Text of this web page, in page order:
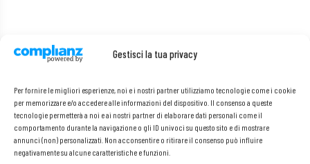
Gestisci la tua privacy
Per fornire le migliori esperienze, noi e i nostri partner utilizziamo tecnologie come i cookie
per memorizzare e/o accedere alle informazioni del dispositivo. Il consenso a queste
tecnologie permetterà a noi e ai nostri partner di elaborare dati personali come il
comportamento durante la navigazione o gli ID univoci su questo sito e di mostrare
annunci (non) personalizzati. Non acconsentire o ritirare il consenso può influire
negativamente su alcune caratteristiche e funzioni.
Specifiche:
Modello: N77-AC-3KW
P/N: 341-0600-01
Compatibile: Nexus7700